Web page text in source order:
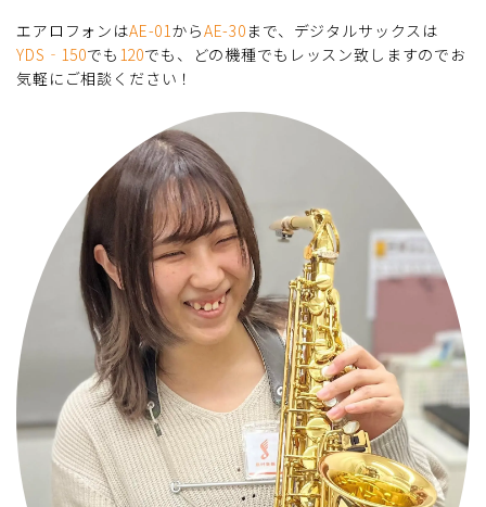
エアロフォンはAE-01 からAE-30 まで、デジタルサックスは
YDS‐150でも 120でも、どの機種でもレッスン致しますのでお
気軽にご相談ください！